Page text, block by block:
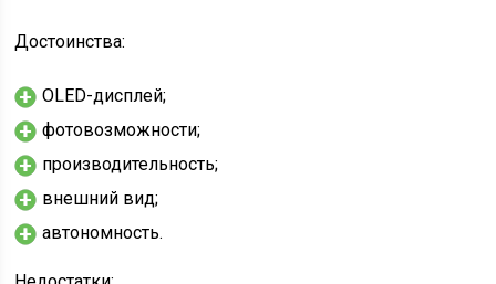
Достоинства:
OLED-дисплей;
фотовозможности;
производительность;
внешний вид;
автономность.